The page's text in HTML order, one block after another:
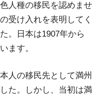
人種の移民を認めませ
受け入れを表明してく
。日本は1907年から
ます。
人の移民先として満州
た。しかし、当初は満